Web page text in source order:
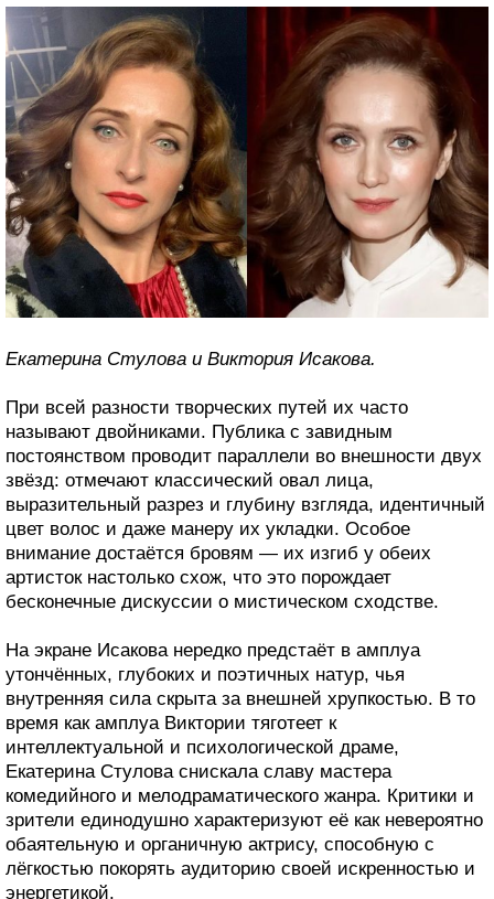
Екатерина Стулова и Виктория Исакова.
При всей разности творческих путей их часто
называют двойниками. Публика с завидным
постоянством проводит параллели во внешности двух
звёзд: отмечают классический овал лица,
выразительный разрез и глубину взгляда, идентичный
цвет волос и даже манеру их укладки. Особое
внимание достаётся бровям — их изгиб у обеих
артисток настолько схож, что это порождает
бесконечные дискуссии о мистическом сходстве.
На экране Исакова нередко предстаёт в амплуа
утончённых, глубоких и поэтичных натур, чья
внутренняя сила скрыта за внешней хрупкостью. В то
время как амплуа Виктории тяготеет к
интеллектуальной и психологической драме,
Екатерина Стулова снискала славу мастера
комедийного и мелодраматического жанра. Критики и
зрители единодушно характеризуют её как невероятно
обаятельную и органичную актрису, способную с
лёгкостью покорять аудиторию своей искренностью и
энергетикой.